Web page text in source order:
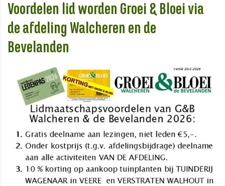
Voordelen lid worden Groei & Bloei via
de afdeling Walcheren en de
Bevelanden